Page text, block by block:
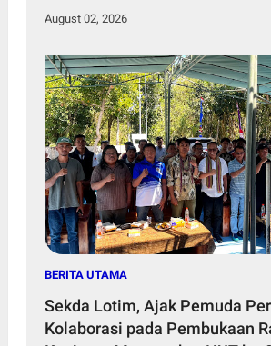
Tenaga Kesehatan
August 02, 2026
BERITA UTAMA
Sekda Lotim, Ajak Pemuda
Kolaborasi pada Pembukaan